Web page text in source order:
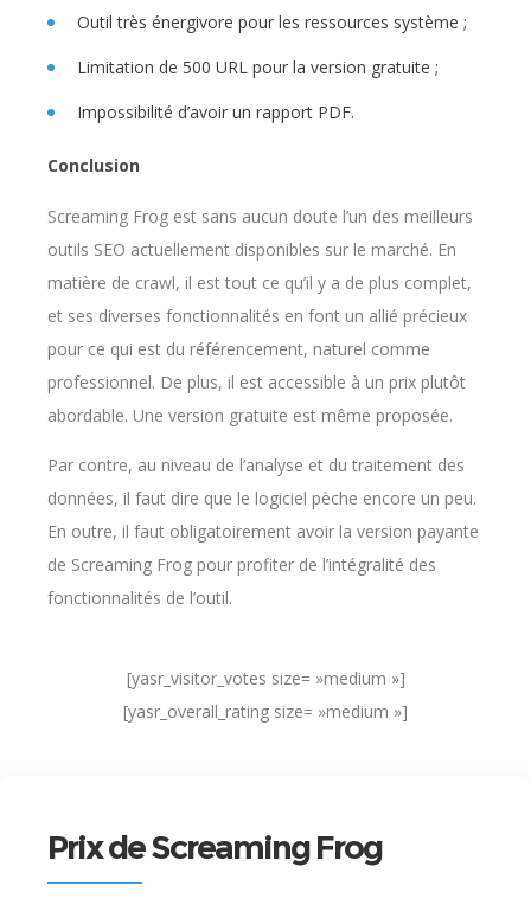
Outil très énergivore pour les ressources système ;
Limitation de 500 URL pour la version gratuite ;
Impossibilité d’avoir un rapport PDF.
Conclusion
Screaming Frog est sans aucun doute l’un des meilleurs
outils SEO actuellement disponibles sur le marché. En
matière de crawl, il est tout ce qu’il y a de plus complet,
et ses diverses fonctionnalités en font un allié précieux
pour ce qui est du référencement, naturel comme
professionnel. De plus, il est accessible à un prix plutôt
abordable. Une version gratuite est même proposée.
Par contre, au niveau de l’analyse et du traitement des
données, il faut dire que le logiciel pèche encore un peu.
En outre, il faut obligatoirement avoir la version payante
de Screaming Frog pour profiter de l’intégralité des
fonctionnalités de l’outil.
[yasr_visitor_votes size= »medium »]
[yasr_overall_rating size= »medium »]
Prix de Screaming Frog